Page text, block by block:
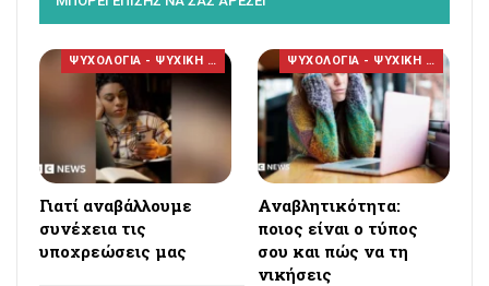
ΨΥΧΟΛΟΓΙΑ - ΨΥΧΙΚΗ ΥΓΕΙΑ
Γιατί αναβάλλουμε
συνέχεια τις
υποχρεώσεις μας
ΨΥΧΟΛΟΓΙΑ - ΨΥΧΙΚΗ ΥΓΕΙΑ
Αναβλητικότητα:
ποιος είναι ο τύπος
σου και πώς να τη
νικήσεις